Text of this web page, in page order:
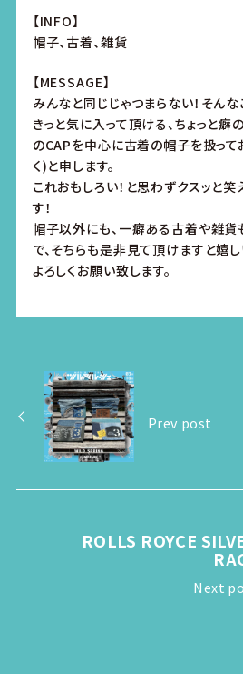
【INFO】
帽子、古着、雑貨
【MESSAGE】
みんなと同じじゃつまらない！そん
きっと気に入って頂ける、ちょっと
のCAPを中心に古着の帽子を扱って
く)と申します。
これおもしろい！と思わずクスッと
す！
帽子以外にも、一癖ある古着や雑貨
で、そちらも是非見て頂けますと嬉し
よろしくお願い致します。
Prev post
ROLLS ROYCE
Next